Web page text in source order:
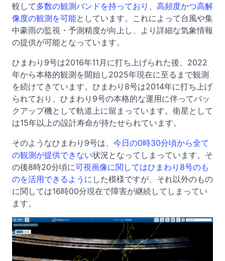
較して多数の観測バンドを持っており
高頻度かつ高解
像度の観測を可能としています。これによって台風や集
中豪雨の監視・予測精度が向上し、より詳細な気象情報
の提供が可能となっています。
ひまわり9号は2016年11月に打ち上げられた後、2022
年から本格的観測を開始し2025年現在に至るまで観測
を続けてきています。ひまわり8号は2014年に打ち上げ
られており、ひまわり9号の本格的な運用に伴ってバッ
クアップ機として軌道上に留まっています。衛星として
は15年以上の設計寿命が持たせられています。
そのようなひまわり9号は、 今日の0時30分頃から全て
の観測が提供できない状況となってしまっています。そ
の後8時20分頃に可視画像に関してはひまわり8号のも
のを活用できるように した模様ですが、それ以外のもの
に関しては16時00分現在で障害が継続してしまってい
ます。